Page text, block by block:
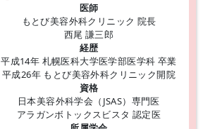
医師
もとび美容外科クリニック 院長
西尾 謙三郎
経歴
平成14年 札幌医科大学医学部医学科 卒業
平成26年 もとび美容外科クリニック開院
資格
日本美容外科学会（JSAS）専門医
アラガンボトックスビスタ 認定医